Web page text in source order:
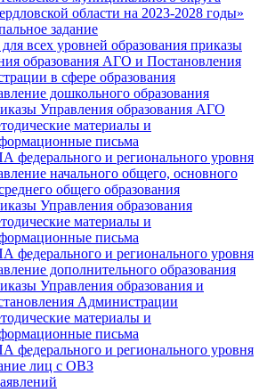
области на 2023-2028 годы»
задание
всех уровней образования приказы
образования АГО и Постановления
в сфере образования
дошкольного образования
Управления образования АГО
материалы и
письма
федерального и регионального уровня
начального общего, основного
общего образования
Управления образования
материалы и
письма
федерального и регионального уровня
дополнительного образования
Управления образования и
Администрации
материалы и
письма
федерального и регионального уровня
лиц с ОВЗ